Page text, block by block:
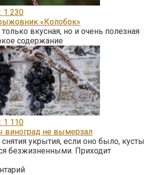
1 230
«Колобок»
вкусная, но и очень полезная
содержание
1 110
виноград не вымерзал
укрытия, если оно было, кусты
безжизненными. Приходит